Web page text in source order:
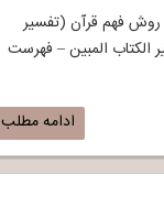
روش فهم قرآن (تفسیر
الکتاب المبین – فهرست
ادامه مطلب